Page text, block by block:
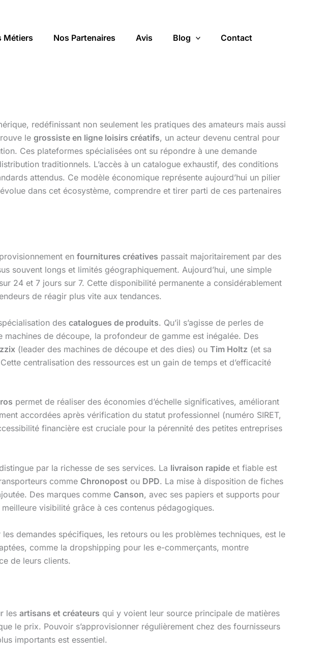
Métiers Nos Partenaires Avis Blog Contact
redéfinissant non seulement les pratiques des amateurs mais aussi
le grossiste en ligne loisirs créatifs, un acteur devenu central pour
Ces plateformes spécialisées ont su répondre à une demande
traditionnels. L’accès à un catalogue exhaustif, des conditions
attendus. Ce modèle économique représente aujourd’hui un pilier
dans cet écosystème, comprendre et tirer parti de ces partenaires
en fournitures créatives passait majoritairement par des
souvent longs et limités géographiquement. Aujourd’hui, une simple
24 et 7 jours sur 7. Cette disponibilité permanente a considérablement
de réagir plus vite aux tendances.
des catalogues de produits. Qu’il s’agisse de perles de
de découpe, la profondeur de gamme est inégalée. Des
(leader des machines de découpe et des dies) ou Tim Holtz (et sa
centralisation des ressources est un gain de temps et d’efficacité
permet de réaliser des économies d’échelle significatives, améliorant
accordées après vérification du statut professionnel (numéro SIRET,
financière est cruciale pour la pérennité des petites entreprises
par la richesse de ses services. La livraison rapide et fiable est
comme Chronopost ou DPD. La mise à disposition de fiches
Des marques comme Canson, avec ses papiers et supports pour
visibilité grâce à ces contenus pédagogiques.
demandes spécifiques, les retours ou les problèmes techniques, est le
comme la dropshipping pour les e-commerçants, montre
de leurs clients.
les artisans et créateurs qui y voient leur source principale de matières
le prix. Pouvoir s’approvisionner régulièrement chez des fournisseurs
importants est essentiel.